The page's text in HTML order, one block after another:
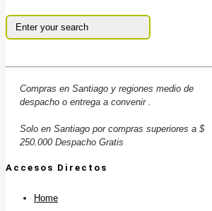
Compras en Santiago y regiones medio de
despacho o entrega a convenir .
Solo en Santiago por compras superiores a $
250.000 Despacho Gratis
Accesos Directos
Home